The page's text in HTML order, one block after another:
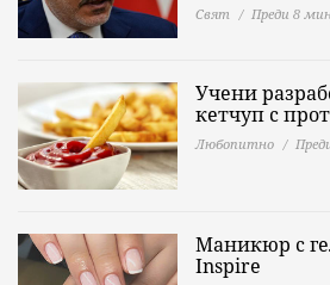
Свят Преди 8
Учени
кетчуп с
Любопитно
Маникюр с
Inspire